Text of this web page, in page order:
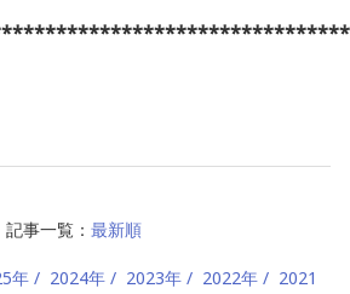
記事一覧： 最新順
年 2024年 2023年 2022年
2021